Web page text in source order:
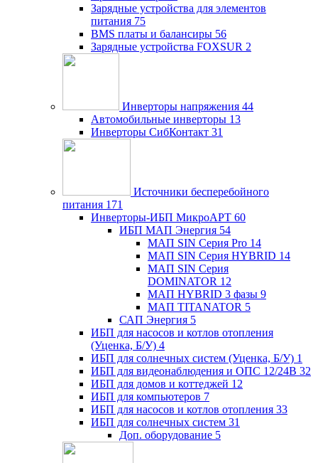
Зарядные устройства для элементов
питания 75
BMS платы и балансиры 56
Зарядные устройства FOXSUR 2
Инверторы напряжения 44
Автомобильные инверторы 13
Инверторы СибКонтакт 31
Источники бесперебойного
питания 171
Инверторы-ИБП МикроАРТ 60
ИБП МАП Энергия 54
МАП SIN Серия Pro 14
МАП SIN Серия HYBRID 14
МАП SIN Серия
DOMINATOR 12
МАП HYBRID 3 фазы 9
МАП TITANATOR 5
САП Энергия 5
ИБП для насосов и котлов отопления
(Уценка, Б/У) 4
ИБП для солнечных систем (Уценка, Б/У) 1
ИБП для видеонаблюдения и ОПС 12/24В 32
ИБП для домов и коттеджей 12
ИБП для компьютеров 7
ИБП для насосов и котлов отопления 33
ИБП для солнечных систем 31
Доп. оборудование 5